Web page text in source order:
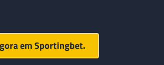
emSportingbet.